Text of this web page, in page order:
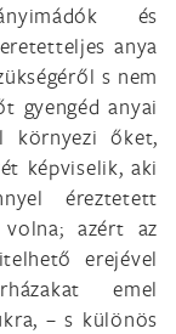
és
anya
s nem
gyengéd anyai
környezi őket,
képviselik, aki
éreztetett
azért az
erejével
emel
– s különös